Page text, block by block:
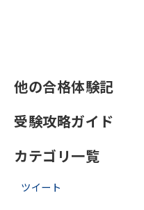
他の合格体験記
受験攻略ガイド
カテゴリ一覧
ツイート